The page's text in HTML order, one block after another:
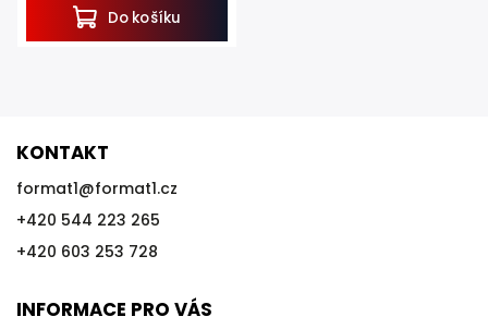
Do košíku
KONTAKT
format1@format1.cz
+420 544 223 265
+420 603 253 728
INFORMACE PRO VÁS